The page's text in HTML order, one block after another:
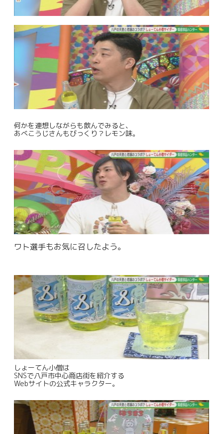
何かを連想しながらも飲んでみると、
あべこうじさんもびっくり？レモン味。
ワト選手もお気に召したよう。
しょーてん小僧は
SNSで八戸市中心商店街を紹介する
Webサイトの公式キャラクター。